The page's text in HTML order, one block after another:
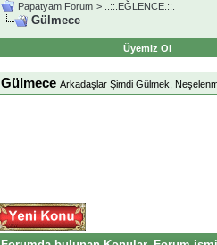
Papatyam Forum > ..::.EĞLENCE.::.
Gülmece
Üyemiz Ol
Gülmece Arkadaşlar Şimdi Gülmek,